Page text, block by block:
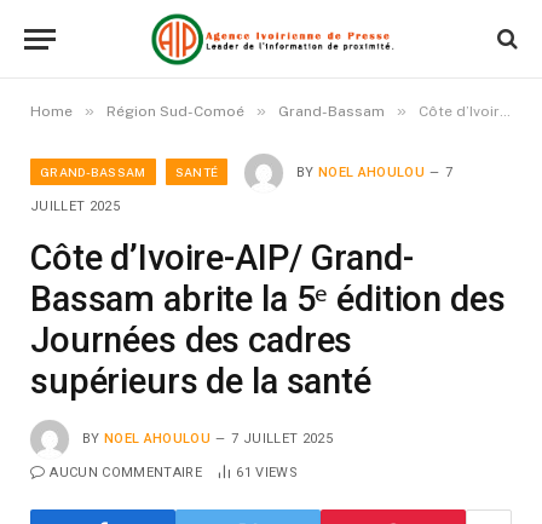
Home » Région Sud-Comoé » Grand-Bassam » Côte d’Ivoire-AIP/ Grand-Bassam abrite la 5ᵉ édition des Journées des cadres supérieurs de la santé
GRAND-BASSAM SANTÉ BY NOEL AHOULOU 7
JUILLET 2025
Côte d’Ivoire-AIP/ Grand-
Bassam abrite la 5ᵉ édition des
Journées des cadres
supérieurs de la santé
BY NOEL AHOULOU 7 JUILLET 2025
AUCUN COMMENTAIRE 61VIEWS